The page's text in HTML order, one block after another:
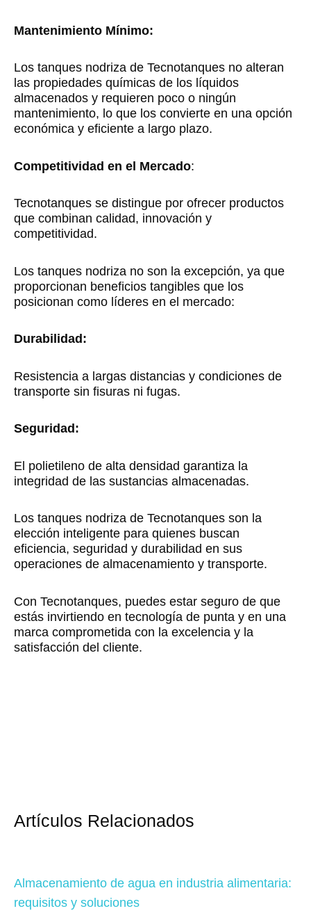
Mantenimiento Mínimo:
Los tanques nodriza de Tecnotanques no alteran
las propiedades químicas de los líquidos
almacenados y requieren poco o ningún
mantenimiento, lo que los convierte en una opción
económica y eficiente a largo plazo.
Competitividad en el Mercado:
Tecnotanques se distingue por ofrecer productos
que combinan calidad, innovación y
competitividad.
Los tanques nodriza no son la excepción, ya que
proporcionan beneficios tangibles que los
posicionan como líderes en el mercado:
Durabilidad:
Resistencia a largas distancias y condiciones de
transporte sin fisuras ni fugas.
Seguridad:
El polietileno de alta densidad garantiza la
integridad de las sustancias almacenadas.
Los tanques nodriza de Tecnotanques son la
elección inteligente para quienes buscan
eficiencia, seguridad y durabilidad en sus
operaciones de almacenamiento y transporte.
Con Tecnotanques, puedes estar seguro de que
estás invirtiendo en tecnología de punta y en una
marca comprometida con la excelencia y la
satisfacción del cliente.
Artículos Relacionados
Almacenamiento de agua en industria alimentaria:
requisitos y soluciones